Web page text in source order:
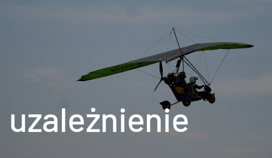
uzależnienie